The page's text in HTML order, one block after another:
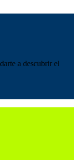
a descubrir el